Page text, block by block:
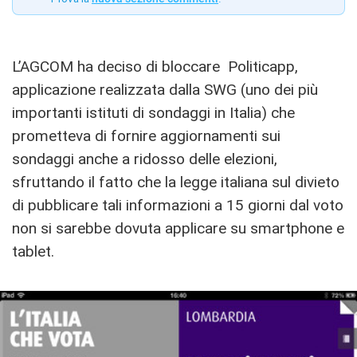
L’AGCOM ha deciso di bloccare Politicapp,
applicazione realizzata dalla SWG (uno dei più
importanti istituti di sondaggi in Italia) che
prometteva di fornire aggiornamenti sui
sondaggi anche a ridosso delle elezioni,
sfruttando il fatto che la legge italiana sul divieto
di pubblicare tali informazioni a 15 giorni dal voto
non si sarebbe dovuta applicare su smartphone e
tablet.